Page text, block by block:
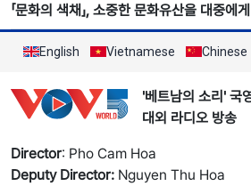
「문화의 색채」, 소중한 문화유산을 대중에
English Vietnamese Chinese
'베트남의 소리' 국
대외 라디오 방송
Director: Pho Cam Hoa
Deputy Director: Nguyen Thu Hoa